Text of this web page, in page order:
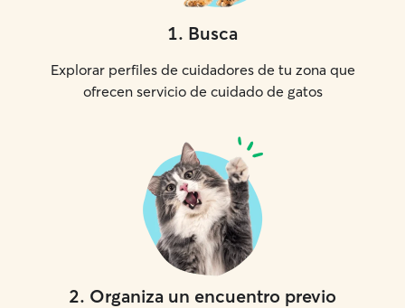
1. Busca
Explorar perfiles de cuidadores de tu zona que
ofrecen servicio de cuidado de gatos
2. Organiza un encuentro previo